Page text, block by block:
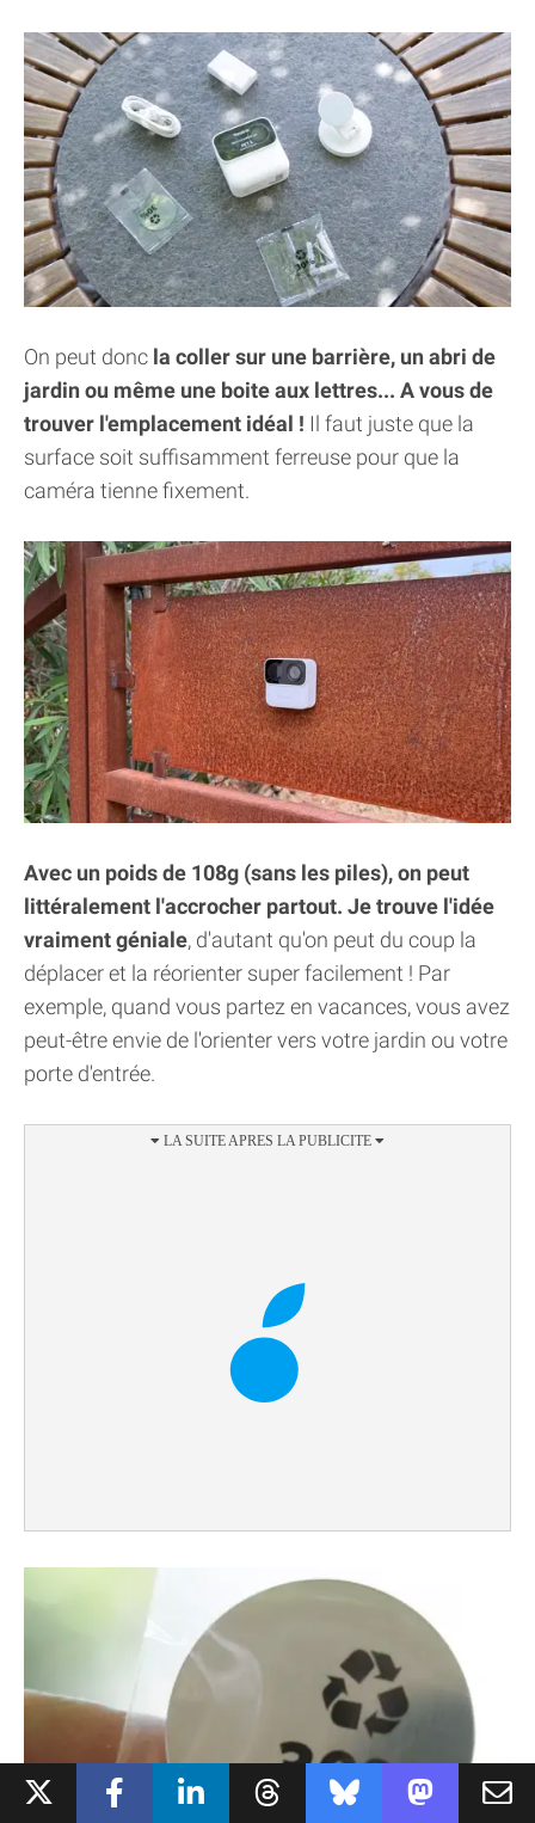
On peut donc la coller sur une barrière, un abri de
jardin ou même une boite aux lettres... A vous de
trouver l'emplacement idéal ! Il faut juste que la
surface soit suffisamment ferreuse pour que la
caméra tienne fixement.
Avec un poids de 108g (sans les piles), on peut
littéralement l'accrocher partout. Je trouve l'idée
vraiment géniale, d'autant qu'on peut du coup la
déplacer et la réorienter super facilement ! Par
exemple, quand vous partez en vacances, vous avez
peut-être envie de l'orienter vers votre jardin ou votre
porte d'entrée.